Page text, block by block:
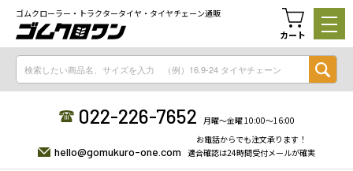
ゴムクローラー・トラクタータイヤ・タイヤチェーン通販
カート
022-226-7652 月曜〜金曜 10:00〜16:00
hello@gomukuro-one.com
お電話からでも注文承ります！
適合確認は24時間受付メールが確実